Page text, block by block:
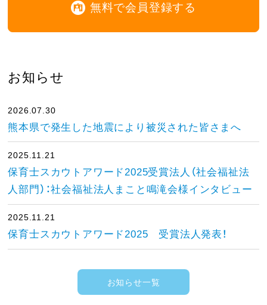
無料で会員登録する
お知らせ
2026.07.30
熊本県で発生した地震により被災された皆さまへ
2025.11.21
保育士スカウトアワード2025受賞法人（社会福祉法
人部門）：社会福祉法人まこと鳴滝会様インタビュー
2025.11.21
保育士スカウトアワード2025 受賞法人発表！
お知らせ一覧